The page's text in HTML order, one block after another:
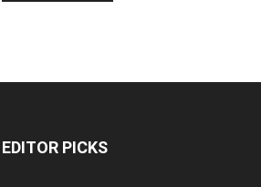
EDITOR PICKS